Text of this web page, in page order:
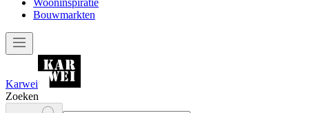
Wooninspiratie
Bouwmarkten
Karwei
Zoeken